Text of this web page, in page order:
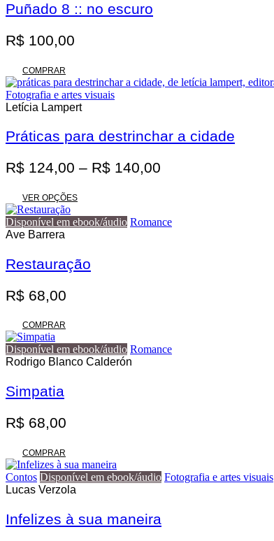
Puñado 8 :: no escuro
R$ 100,00
COMPRAR
Fotografia e artes visuais
Letícia Lampert
Práticas para destrinchar a cidade
R$ 124,00 – R$ 140,00
R$ 124,00
VER OPÇÕES
tem
do
produto
Disponível em ebook/áudio Romance
Ave Barrera
Restauração
R$ 68,00
COMPRAR
Disponível em ebook/áudio Romance
Rodrigo Blanco Calderón
Simpatia
R$ 68,00
COMPRAR
Contos Disponível em ebook/áudio Fotografia e artes visuais
Lucas Verzola
Infelizes à sua maneira